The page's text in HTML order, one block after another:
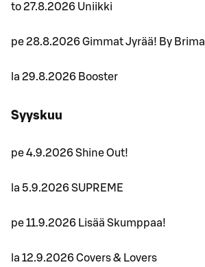
to 27.8.2026 Uniikki
pe 28.8.2026 Gimmat Jyrää! By Brima
la 29.8.2026 Booster
Syyskuu
pe 4.9.2026 Shine Out!
la 5.9.2026 SUPREME
pe 11.9.2026 Lisää Skumppaa!
la 12.9.2026 Covers & Lovers